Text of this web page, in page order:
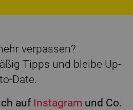
verpassen?
Tipps und bleibe Up-
to-Date.
auf Instagram und Co.